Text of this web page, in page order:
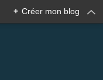
+ Créer mon blog